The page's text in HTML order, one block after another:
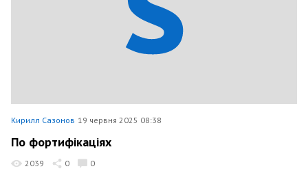
Кирилл Сазонов 19 червня 2025 08:38
По фортифікаціях
2039 0 0